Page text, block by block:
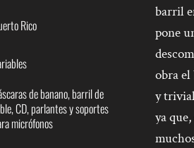
Rico
de banano, barril de
CD, parlantes y soportes
micrófonos
barril
pone
obra el
y
ya